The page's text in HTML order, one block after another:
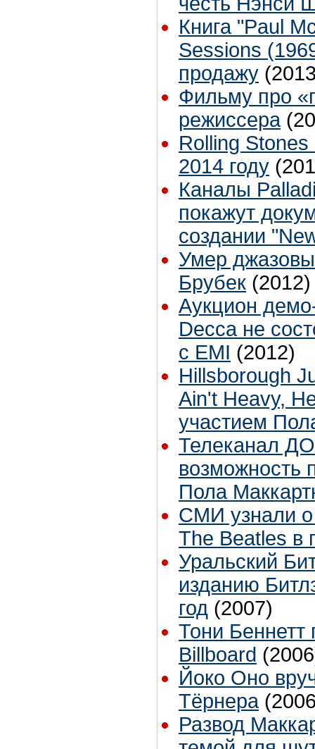
Книга "Paul
Sessions
продажу
Фильму про
режиссера
Rolling
2014 году
Каналы
покажут
создании
Умер
Брубек (2012)
Аукцион
Decca не
с EMI (2012)
Hillsborough
Ain't Heavy,
участием
Телеканал
возможность
Пола
СМИ узнали о
The Beatles в
Уральский
изданию
год (2007)
Тони Беннетт
Billboard
Йоко Оно
Тёрнера
Развод